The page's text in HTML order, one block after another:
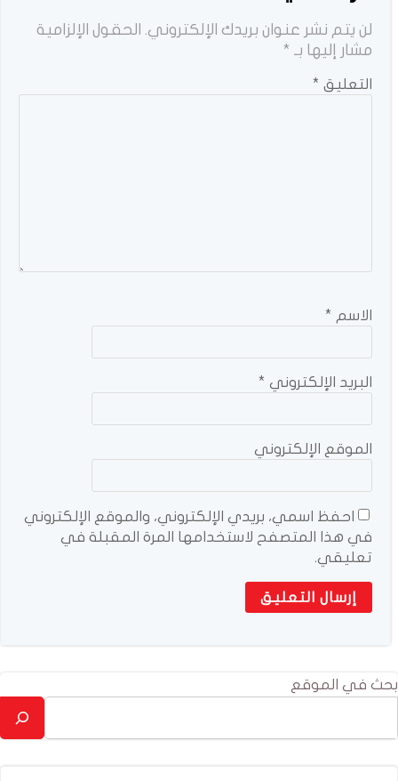
لن يتم نشر عنوان بريدك الإلكتروني. الحقول الإلزامية
مشار إليها بـ *
التعليق *
الاسم *
البريد الإلكتروني *
الموقع الإلكتروني
احفظ اسمي، بريدي الإلكتروني، والموقع الإلكتروني
في هذا المتصفح لاستخدامها المرة المقبلة في
تعليقي.
بحث في الموقع